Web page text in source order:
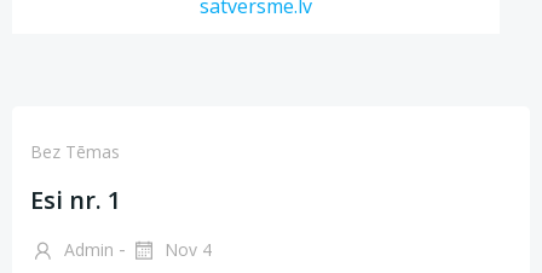
satversme.lv
Bez Tēmas
Esi nr. 1
Admin - Nov 4